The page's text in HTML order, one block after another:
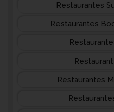
Restaurantes
Restaurantes
Restaurantes